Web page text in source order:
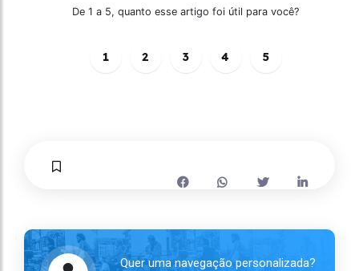
De 1 a 5, quanto esse artigo foi útil para você?
1 2 3 4 5
Quer uma navegação personalizada?